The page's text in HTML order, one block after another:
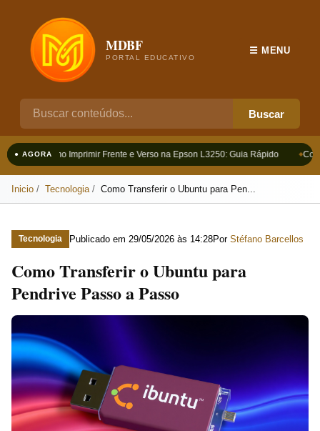
MDBF
PORTAL EDUCATIVO
Buscar
☰ MENU
● AGORAComo Imprimir Frente e Verso na Epson L3250: Guia Rápido
Inicio Tecnologia Como Transferir o Ubuntu para Pen...
Tecnologia Publicado em 29/05/2026 às 14:28Por Stéfano Barcellos
Como Transferir o Ubuntu para
Pendrive Passo a Passo